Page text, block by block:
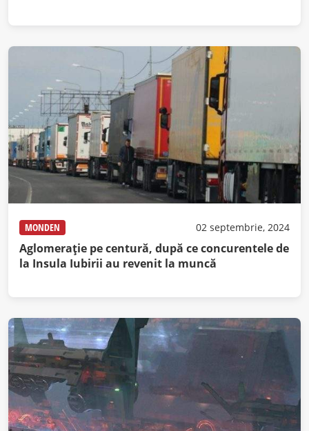
MONDEN 02 septembrie, 2024
Aglomeraţie pe centură, după ce concurentele de
la Insula Iubirii au revenit la muncă